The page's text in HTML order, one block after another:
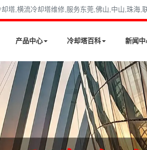
塔,横流冷却塔维修,服务东莞,佛山,中山,珠海,
产品中心 冷却塔百科 新闻中